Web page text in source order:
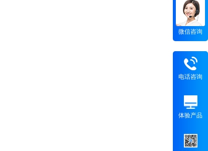
微信咨询
电话咨询
体验产品